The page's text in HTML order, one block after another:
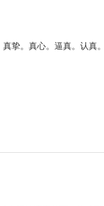
挚。真心。逼真。认真